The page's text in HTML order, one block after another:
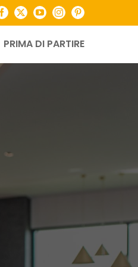
Facebook
X YouTubeInstagramPinterest
PRIMA DI PARTIRE